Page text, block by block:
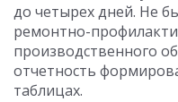
до четырех дней. Не
ремонтно-
производственного
отчетность
таблицах.